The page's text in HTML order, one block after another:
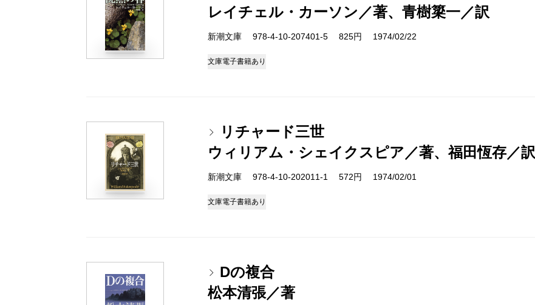
レイチェル・カーソン／著、青樹簗一／訳
新潮文庫 978-4-10-207401-5 825円 1974/02/22
文庫電子書籍あり
リチャード三世
ウィリアム・シェイクスピア／著、福田恆存／訳
新潮文庫 978-4-10-202011-1 572円 1974/02/01
文庫電子書籍あり
Dの複合
松本清張／著